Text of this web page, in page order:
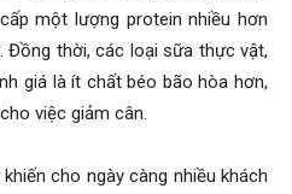
một lượng protein nhiều hơn
thời, các loại sữa thực vật,
giá là ít chất béo bão hòa hơn,
việc giảm cân.
cho ngày càng nhiều khách